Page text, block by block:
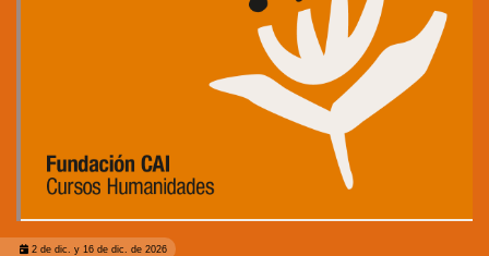
2 de dic. y 16 de dic. de 2026